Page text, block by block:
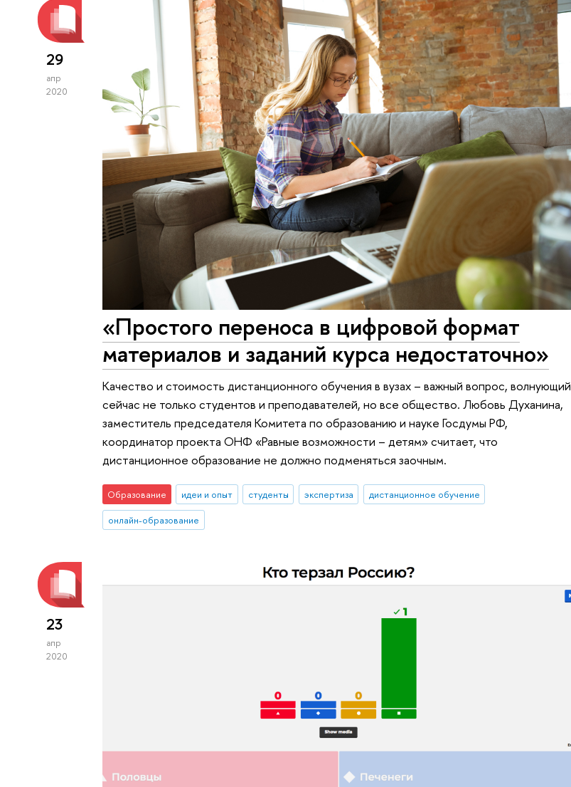
29
апр
2020
«Простого переноса в цифровой формат
материалов и заданий курса недостаточно»
Качество и стоимость дистанционного обучения в вузах – важный вопрос, волнующий
сейчас не только студентов и преподавателей, но все общество. Любовь Духанина,
заместитель председателя Комитета по образованию и науке Госдумы РФ,
координатор проекта ОНФ «Равные возможности – детям» считает, что
дистанционное образование не должно подменяться заочным.
Образование идеи и опыт студенты экспертиза
дистанционное обучение
онлайн-образование
23
апр
2020